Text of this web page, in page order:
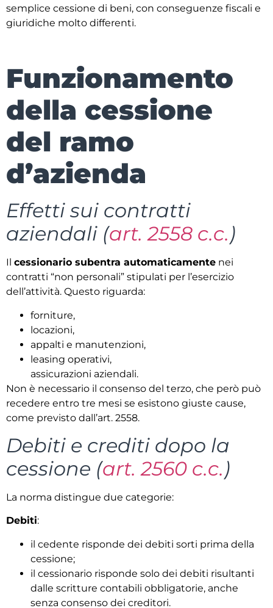
semplice cessione di beni, con conseguenze fiscali e
giuridiche molto differenti.
Funzionamento
della cessione
del ramo
d’azienda
Effetti sui contratti
aziendali (art. 2558 c.c.)
Il cessionario subentra automaticamente nei
contratti “non personali” stipulati per l’esercizio
dell’attività. Questo riguarda:
forniture,
locazioni,
appalti e manutenzioni,
leasing operativi,
assicurazioni aziendali.
Non è necessario il consenso del terzo, che però può
recedere entro tre mesi se esistono giuste cause,
come previsto dall’art. 2558.
Debiti e crediti dopo la
cessione (art. 2560 c.c.)
La norma distingue due categorie:
Debiti:
il cedente risponde dei debiti sorti prima della
cessione;
il cessionario risponde solo dei debiti risultanti
dalle scritture contabili obbligatorie, anche
senza consenso dei creditori.